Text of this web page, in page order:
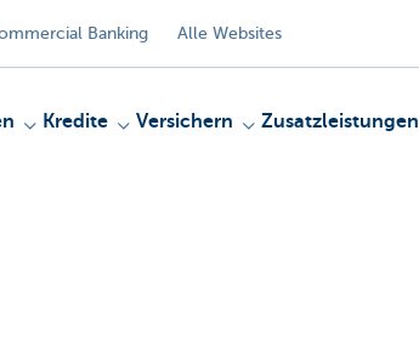
Banking Alle Websites
Kredite Versichern Zusatzleistungen